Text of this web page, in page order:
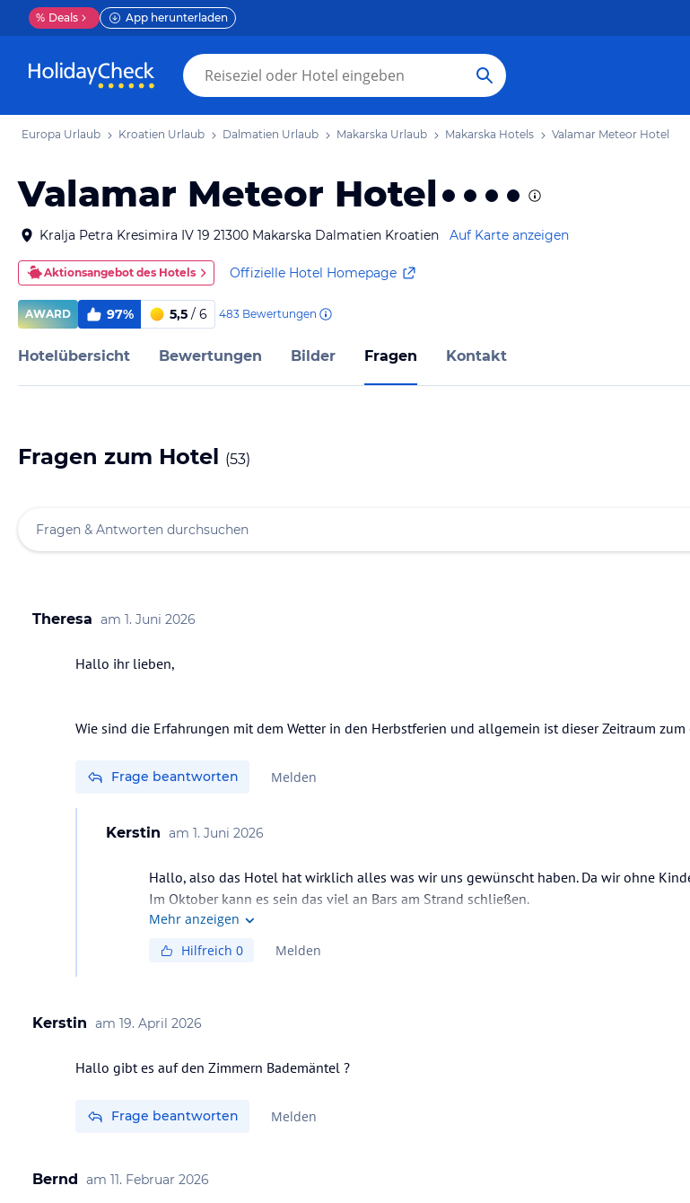
% Deals App herunterladen
Europa Urlaub Kroatien Urlaub Dalmatien Urlaub Makarska Urlaub Makarska Hotels Valamar Meteor Hotel
Valamar Meteor Hotel
Kralja Petra Kresimira IV 19 21300 Makarska Dalmatien Kroatien Auf Karte anzeigen
Aktionsangebot des Hotels Offizielle Hotel Homepage
AWARD 97% 5,5 / 6 483 Bewertungen
Hotelübersicht Bewertungen Bilder Fragen Kontakt
Fragen zum Hotel (53)
Theresa am 1. Juni 2026
Hallo ihr lieben,
Wie sind die Erfahrungen mit dem Wetter in den Herbstferien und allgemein ist dieser Zeitraum
Frage beantworten Melden
Kerstin am 1. Juni 2026
Hallo, also das Hotel hat wirklich alles was wir uns gewünscht haben. Da wir ohne
Im Oktober kann es sein das viel an Bars am Strand schließen.
Aber der Hafen ist nicht weit zum rein laufen,da gibt's immer was zu sehen. Und
Mehr anzeigen
Hilfreich 0 Melden
Kerstin am 19. April 2026
Hallo gibt es auf den Zimmern Bademäntel ?
Frage beantworten Melden
Bernd am 11. Februar 2026